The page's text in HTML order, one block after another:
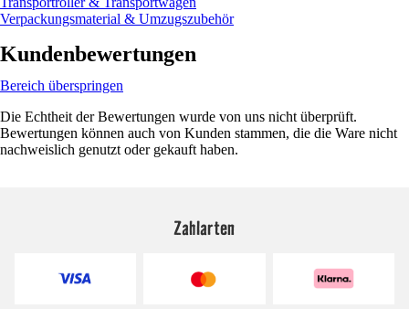
Verpackungsmaterial & Umzugszubehör
Kundenbewertungen
Bereich überspringen
Die Echtheit der Bewertungen wurde von uns nicht überprüft.
Bewertungen können auch von Kunden stammen, die die Ware nicht
nachweislich genutzt oder gekauft haben.
Zahlarten